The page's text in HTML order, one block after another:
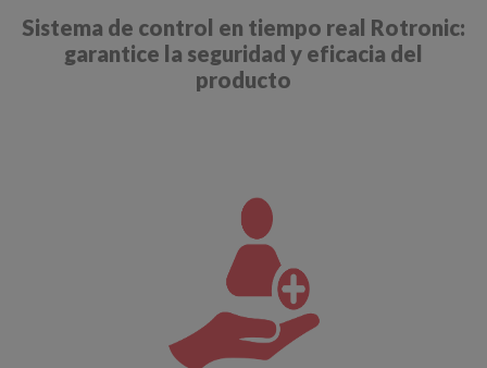
Sistema de control en tiempo real Rotronic:
garantice la seguridad y eficacia del
producto